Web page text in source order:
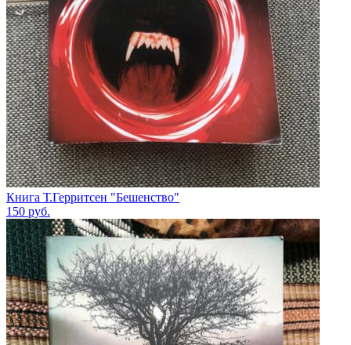
Книга Т.Герритсен "Бешенство"
150 руб.